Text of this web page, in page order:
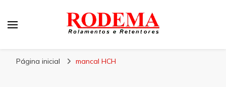
Página inicial mancal HCH